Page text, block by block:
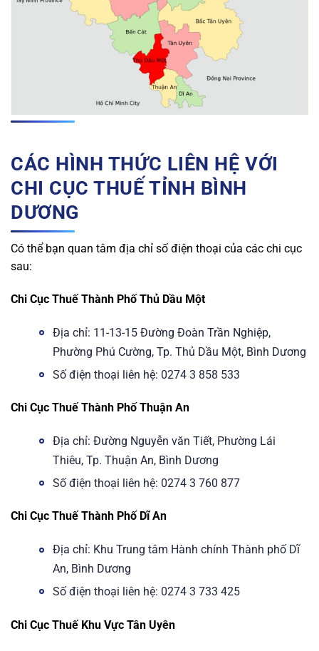
CÁC HÌNH THỨC LIÊN HỆ VỚI
CHI CỤC THUẾ TỈNH BÌNH
DƯƠNG
Có thể bạn quan tâm địa chỉ số điện thoại của các chi cục
sau:
Chi Cục Thuế Thành Phố Thủ Dầu Một
Địa chỉ: 11-13-15 Đường Đoàn Trần Nghiệp,
Phường Phú Cường, Tp. Thủ Dầu Một, Bình Dương
Số điện thoại liên hệ: 0274 3 858 533
Chi Cục Thuế Thành Phố Thuận An
Địa chỉ: Đường Nguyễn văn Tiết, Phường Lái
Thiêu, Tp. Thuận An, Bình Dương
Số điện thoại liên hệ: 0274 3 760 877
Chi Cục Thuế Thành Phố Dĩ An
Địa chỉ: Khu Trung tâm Hành chính Thành phố Dĩ
An, Bình Dương
Số điện thoại liên hệ: 0274 3 733 425
Chi Cục Thuế Khu Vực Tân Uyên